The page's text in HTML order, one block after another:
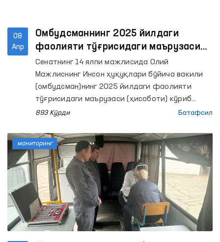
08
Апр
Омбудсманнинг 2025 йилдаги
фаолияти тўғрисидаги маърузаси
муҳокама қилинди
Сенатнинг 14 ялпи мажлисида Олий
Мажлиснинг Инсон ҳуқуқлари бўйича вакили
(омбудсман)нинг 2025 йилдаги фаолияти
тўғрисидаги маърузаси (ҳисоботи) кўриб
чиқилди.
893 Кўрди Батафсил
мониторинг